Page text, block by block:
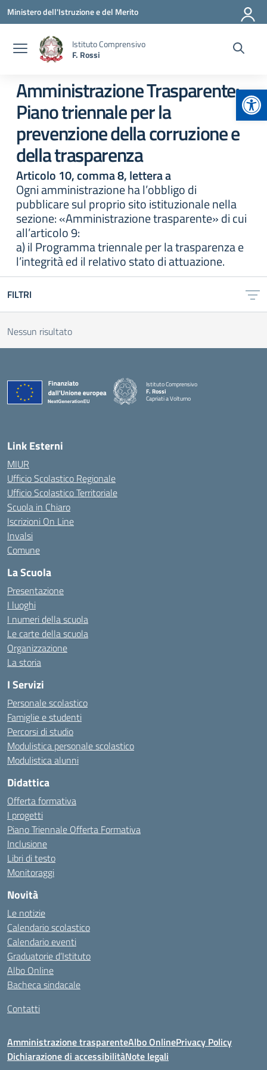
Vai ai contenuti
Vai al menu di navigazione
Vai al footer
Ministero dell'Istruzione e del Merito
Istituto Comprensivo
F. Rossi
Amministrazione Trasparente:
Piano triennale per la
prevenzione della corruzione e
della trasparenza
Articolo 10, comma 8, lettera a
Ogni amministrazione ha l’obbligo di
pubblicare sul proprio sito istituzionale nella
sezione: «Amministrazione trasparente» di cui
all’articolo 9:
a) il Programma triennale per la trasparenza e
l’integrità ed il relativo stato di attuazione.
FILTRI
Nessun risultato
Istituto Comprensivo
F. Rossi
Capriati a Volturno
— Visita la pagina iniziale della scuola
Link Esterni
MIUR
Ufficio Scolastico Regionale
Ufficio Scolastico Territoriale
Scuola in Chiaro
Iscrizioni On Line
Invalsi
Comune
La Scuola
Presentazione
I luoghi
I numeri della scuola
Le carte della scuola
Organizzazione
La storia
I Servizi
Personale scolastico
Famiglie e studenti
Percorsi di studio
Modulistica personale scolastico
Modulistica alunni
Didattica
Offerta formativa
I progetti
Piano Triennale Offerta Formativa
Inclusione
Libri di testo
Monitoraggi
Novità
Le notizie
Calendario scolastico
Calendario eventi
Graduatorie d’Istituto
Albo Online
Bacheca sindacale
Contatti
Amministrazione trasparenteAlbo OnlinePrivacy Policy
Dichiarazione di accessibilitàNote legali